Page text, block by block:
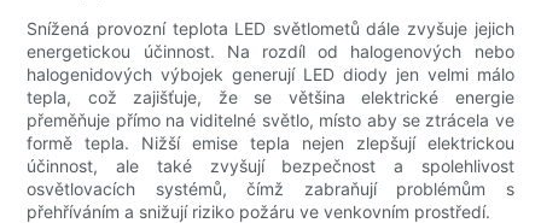
Snížená provozní teplota LED světlometů dále zvyšuje jejich
energetickou účinnost. Na rozdíl od halogenových nebo
halogenidových výbojek generují LED diody jen velmi málo
tepla, což zajišťuje, že se většina elektrické energie
přeměňuje přímo na viditelné světlo, místo aby se ztrácela ve
formě tepla. Nižší emise tepla nejen zlepšují elektrickou
účinnost, ale také zvyšují bezpečnost a spolehlivost
osvětlovacích systémů, čímž zabraňují problémům s
přehříváním a snižují riziko požáru ve venkovním prostředí.